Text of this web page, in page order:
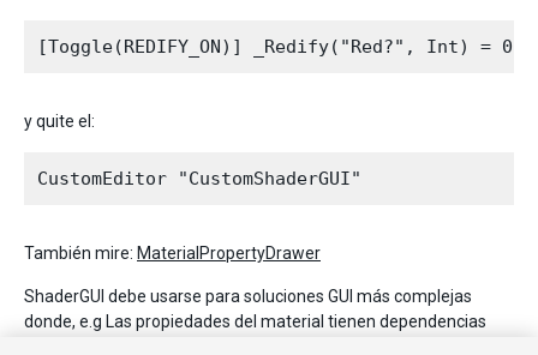
y quite el:
También mire: MaterialPropertyDrawer
ShaderGUI debe usarse para soluciones GUI más complejas
donde, e.g Las propiedades del material tienen dependencias